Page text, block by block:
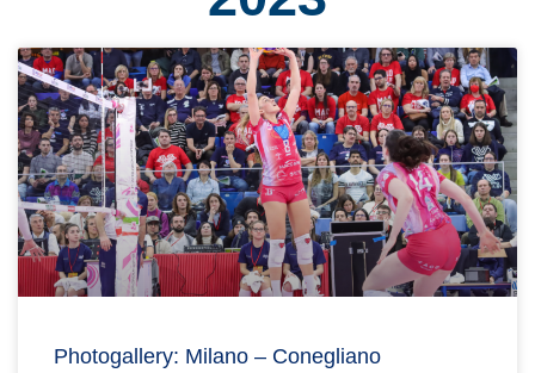
Photogallery: Milano – Conegliano